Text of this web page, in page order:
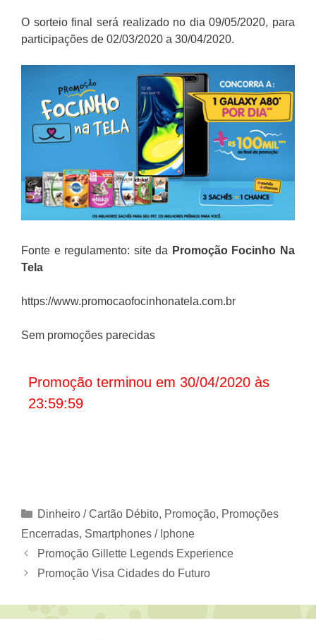
O sorteio final será realizado no dia 09/05/2020, para
participações de 02/03/2020 a 30/04/2020.
Fonte e regulamento: site da Promoção Focinho Na
Tela
https://www.promocaofocinhonatela.com.br
Sem promoções parecidas
Promoção terminou em 30/04/2020 às
23:59:59
Categorias
Dinheiro / Cartão Débito, Promoção, Promoções
Encerradas, Smartphones / Iphone
Promoção Gillette Legends Experience
Promoção Visa Cidades do Futuro